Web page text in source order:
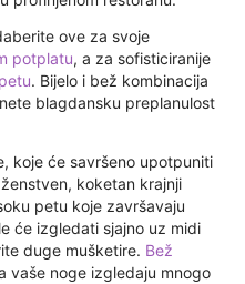
ove za svoje
potplatu, a za sofisticiranije
. Bijelo i bež kombinacija
blagdansku preplanulost
koje će savršeno upotpuniti
koketan krajnji
petu koje završavaju
će izgledati sjajno uz midi
duge mušketire. Bež
vaše noge izgledaju mnogo